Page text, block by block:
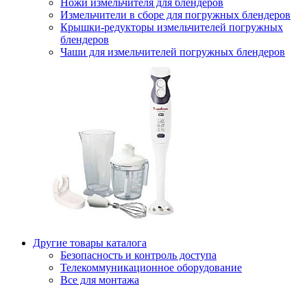
Ножи измельчителя для блендеров
Измельчители в сборе для погружных блендеров
Крышки-редукторы измельчителей погружных
блендеров
Чаши для измельчителей погружных блендеров
Другие товары каталога
Безопасность и контроль доступа
Телекоммуникационное оборудование
Все для монтажа